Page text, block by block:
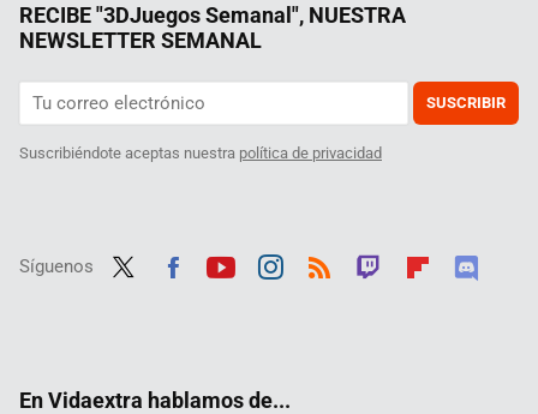
RECIBE "3DJuegos Semanal", NUESTRA
NEWSLETTER SEMANAL
SUSCRIBIR
Suscribiéndote aceptas nuestra política de privacidad
Síguenos
En Vidaextra hablamos de...